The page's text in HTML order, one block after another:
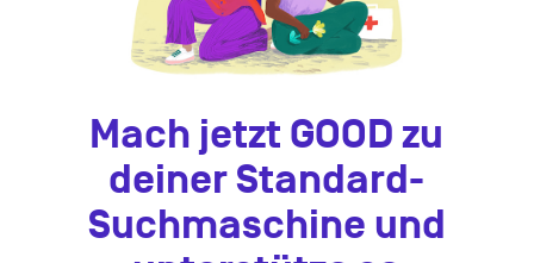
Mach jetzt GOOD zu
deiner Standard-
Suchmaschine und